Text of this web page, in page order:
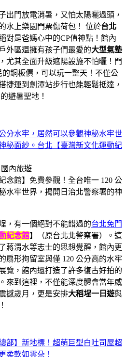
出門放電消暑，又怕太陽曬過頭，
水上樂園門票傷荷包！ 位於台北
對是爸媽心中的CP值神點！館內
外區還擁有孩子們最愛的大型氣墊
尤其全面升級遮陽設施不怕曬！門
銅板價，可以玩一整天！不僅公
捷運到劍潭站步行也能輕鬆抵達，
避暑聖地！
分水牢，居然可以參觀神秘水牢世
秘面紗。台北【臺灣新文化運動紀
國內旅遊
，有一個絕對不能錯過的台北免門
紀念館】（原台北北警察署）。這
蔣渭水等志士的思想覺醒，館內更
扇形拘留室與僅 120 公分高的水牢
覽，館內還打造了許多復古好拍的
來到這裡，不僅能深度體會當年威
撼歲月，更是安排大稻埕一日遊與
部】新地標！超萌巨型白吐司屋超
柔軟如雲朵！